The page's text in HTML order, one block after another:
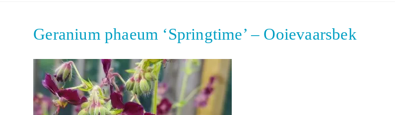
Geranium phaeum ‘Springtime’ – Ooievaarsbek